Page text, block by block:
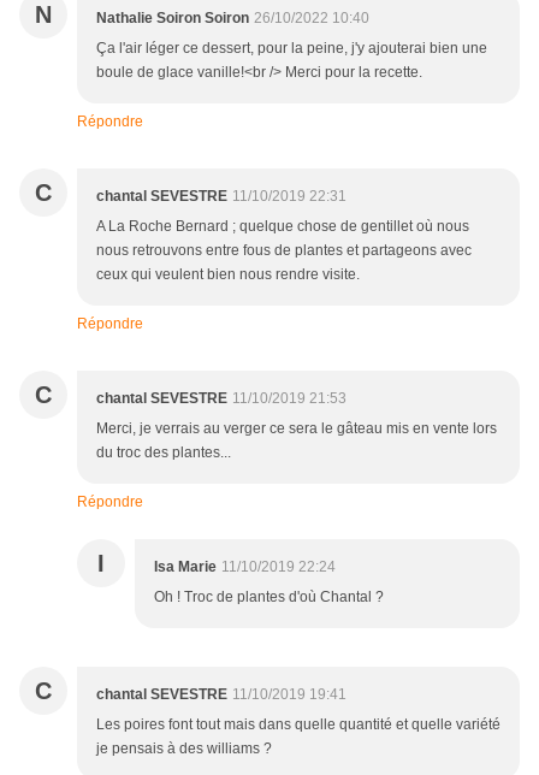
N Nathalie Soiron Soiron 26/10/2022 10:40
Ça l'air léger ce dessert, pour la peine, j'y ajouterai bien une
boule de glace vanille!<br /> Merci pour la recette.
Répondre
C chantal SEVESTRE 11/10/2019 22:31
A La Roche Bernard ; quelque chose de gentillet où nous
nous retrouvons entre fous de plantes et partageons avec
ceux qui veulent bien nous rendre visite.
Répondre
C chantal SEVESTRE 11/10/2019 21:53
Merci, je verrais au verger ce sera le gâteau mis en vente lors
du troc des plantes...
Répondre
I Isa Marie 11/10/2019 22:24
Oh ! Troc de plantes d'où Chantal ?
C chantal SEVESTRE 11/10/2019 19:41
Les poires font tout mais dans quelle quantité et quelle variété
je pensais à des williams ?